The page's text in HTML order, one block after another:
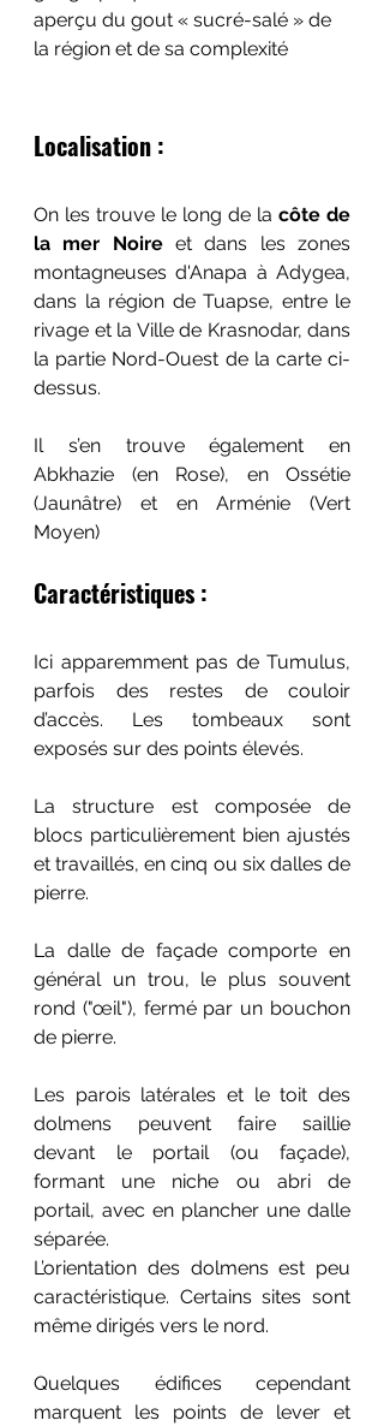
aperçu du gout « sucré-salé » de
la région et de sa complexité
Localisation :
On les trouve le long de la côte de
la mer Noire et dans les zones
montagneuses d'Anapa à Adygea,
dans la région de Tuapse, entre le
rivage et la Ville de Krasnodar, dans
la partie Nord-Ouest de la carte ci-
dessus.
Il s’en trouve également en
Abkhazie (en Rose), en Ossétie
(Jaunâtre) et en Arménie (Vert
Moyen)
Caractéristiques :
Ici apparemment pas de Tumulus,
parfois des restes de couloir
d’accès. Les tombeaux sont
exposés sur des points élevés.
La structure est composée de
blocs particulièrement bien ajustés
et travaillés, en cinq ou six dalles de
pierre.
La dalle de façade comporte en
général un trou, le plus souvent
rond ("œil"), fermé par un bouchon
de pierre.
Les parois latérales et le toit des
dolmens peuvent faire saillie
devant le portail (ou façade),
formant une niche ou abri de
portail, avec en plancher une dalle
séparée.
L’orientation des dolmens est peu
caractéristique. Certains sites sont
même dirigés vers le nord.
Quelques édifices cependant
marquent les points de lever et